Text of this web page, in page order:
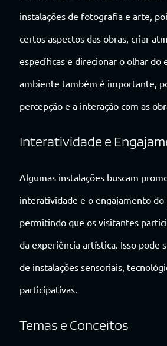
instalações de fotografia e arte,
certos aspectos das obras, criar
específicas e direcionar o olhar do
ambiente também é importante,
percepção e a interação com as
Interatividade e
Algumas instalações buscam
interatividade e o engajamento do
permitindo que os visitantes
da experiência artística. Isso pode
de instalações sensoriais,
participativas.
Temas e Conceitos